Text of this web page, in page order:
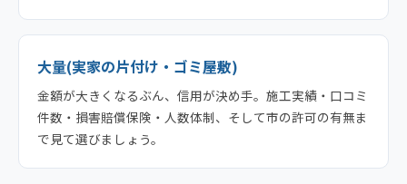
大量(実家の片付け・ゴミ屋敷)
金額が大きくなるぶん、信用が決め手。施工実績・口コミ
件数・損害賠償保険・人数体制、そして市の許可の有無ま
で見て選びましょう。